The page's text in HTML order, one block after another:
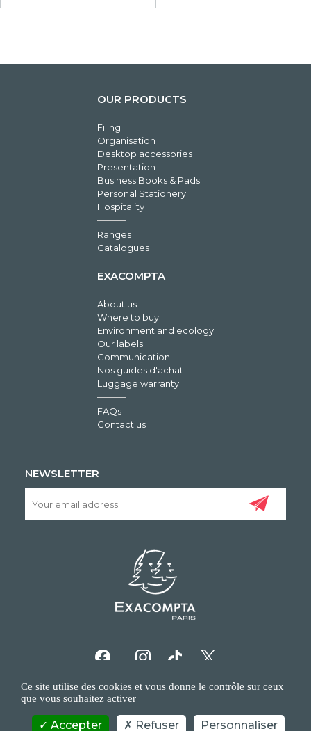
OUR PRODUCTS
Filing
Organisation
Desktop accessories
Presentation
Business Books & Pads
Personal Stationery
Hospitality
Ranges
Catalogues
EXACOMPTA
About us
Where to buy
Environment and ecology
Our labels
Communication
Nos guides d'achat
Luggage warranty
FAQs
Contact us
NEWSLETTER
Ce site utilise des cookies et vous donne le contrôle sur ceux
que vous souhaitez activer
Accepter Refuser Personnaliser